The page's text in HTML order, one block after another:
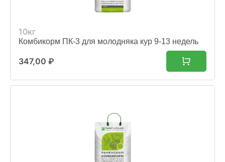
10кг
Комбикорм ПК-3 для молодняка кур 9-13 недель
347,00 ₽